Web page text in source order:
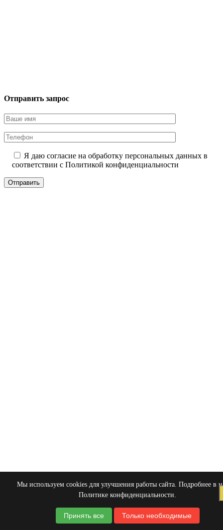
Отправить запрос
Я даю согласие на обработку персональных данных в
соответствии с Политикой конфиденциальности
Мы используем cookies для улучшения работы сайта. Подробнее в
Политике конфиденциальности.
Принять все Только необходимые